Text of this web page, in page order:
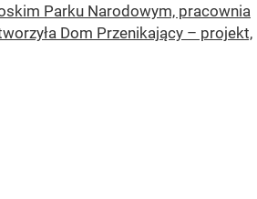
Parku Narodowym, pracownia
Dom Przenikający – projekt,